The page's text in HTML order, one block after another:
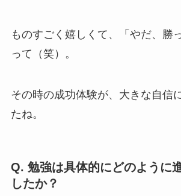
ものすごく嬉しくて、「やだ、勝
って（笑）。
その時の成功体験が、大きな自信
たね。
Q. 勉強は具体的にどのように
したか？